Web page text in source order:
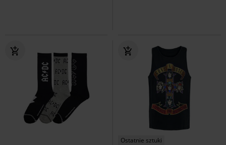
Ostatnie sztuki